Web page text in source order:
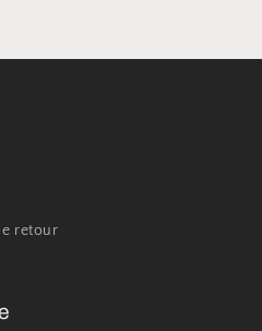
retour